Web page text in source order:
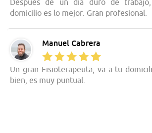
Después de un día duro de
domicilio es lo mejor. Gran profesional.
Manuel Cabrera
Un gran Fisioterapeuta, va a tu
bien, es muy puntual.